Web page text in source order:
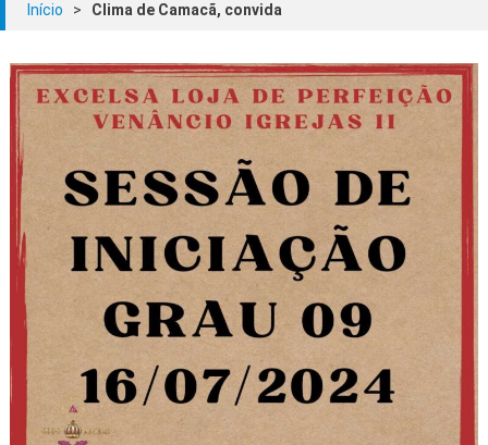
Início > Clima de Camacã, convida